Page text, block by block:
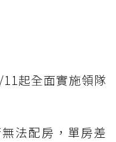
起全面實施領隊
法配房，單房差